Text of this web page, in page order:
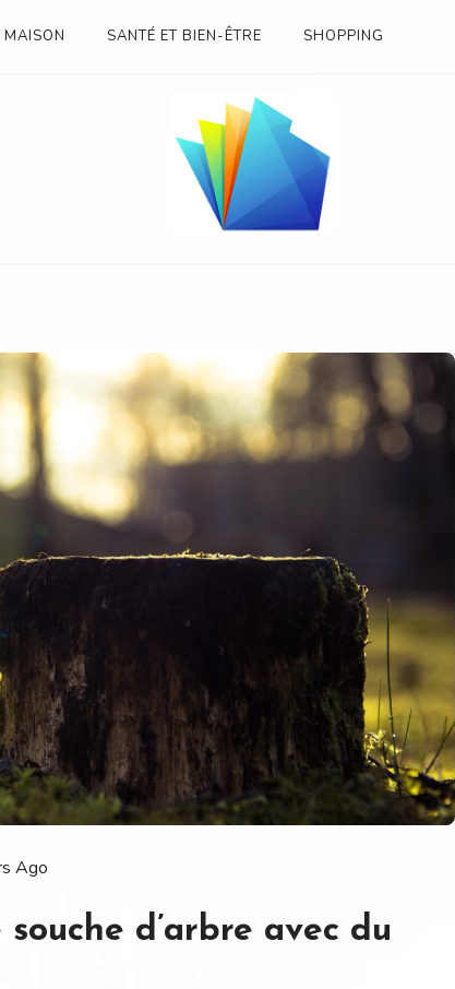
MAISON SANTÉ ET BIEN-ÊTRE SHOPPING
Ago
d’arbre avec du